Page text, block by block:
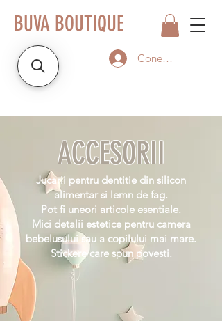
BUVA BOUTIQUE
Conectează-te
ACCESORII
Jucarii pentru dentitie din silicon
alimentar si lemn de fag.
Pot fi uneori articole esentiale.
Mici detalii estetice pentru camera
bebelusului sau a copilului mai mare.
Stickere care spun povesti.